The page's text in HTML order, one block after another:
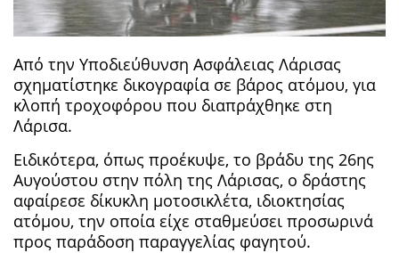
Από την Υποδιεύθυνση Ασφάλειας Λάρισας
σχηματίστηκε δικογραφία σε βάρος ατόμου, για
κλοπή τροχοφόρου που διαπράχθηκε στη
Λάρισα.
Ειδικότερα, όπως προέκυψε, το βράδυ της 26ης
Αυγούστου στην πόλη της Λάρισας, ο δράστης
αφαίρεσε δίκυκλη μοτοσικλέτα, ιδιοκτησίας
ατόμου, την οποία είχε σταθμεύσει προσωρινά
προς παράδοση παραγγελίας φαγητού.